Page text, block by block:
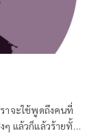
าจะใช้พูดถึงคนที่
แล้วก็แล้วร้ายทั้ง